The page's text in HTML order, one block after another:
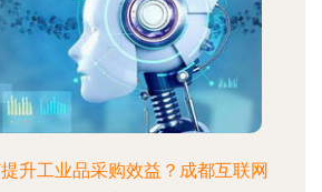
升工业品采购效益？成都互联网